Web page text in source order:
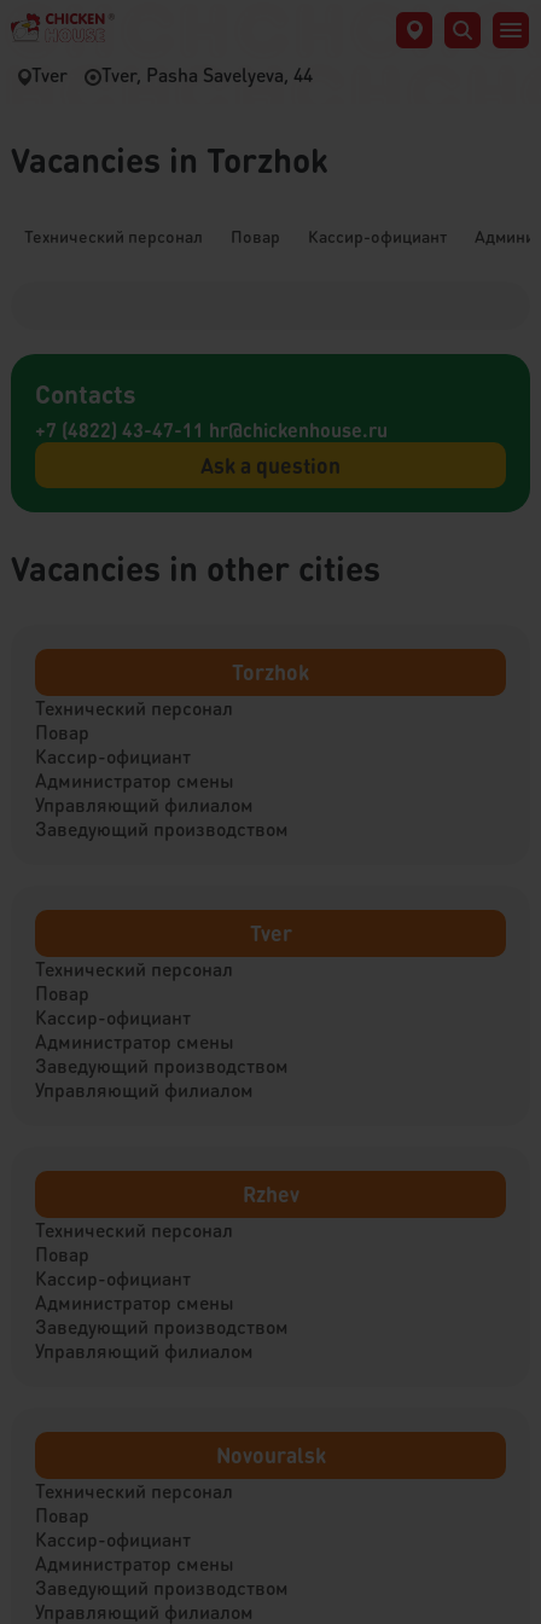
Tver Tver, Pasha Savelyeva, 44
Vacancies in Torzhok
Технический персонал Повар Кассир-официант
Contacts
+7 (4822) 43-47-11 hr@chickenhouse.ru
Ask a question
Vacancies in other cities
Torzhok
Технический персонал
Повар
Кассир-официант
Администратор смены
Управляющий филиалом
Заведующий производством
Tver
Технический персонал
Повар
Кассир-официант
Администратор смены
Заведующий производством
Управляющий филиалом
Rzhev
Технический персонал
Повар
Кассир-официант
Администратор смены
Заведующий производством
Управляющий филиалом
Novouralsk
Технический персонал
Повар
Кассир-официант
Администратор смены
Заведующий производством
Управляющий филиалом